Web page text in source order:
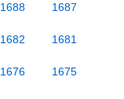
1688 1687
1682 1681
1676 1675